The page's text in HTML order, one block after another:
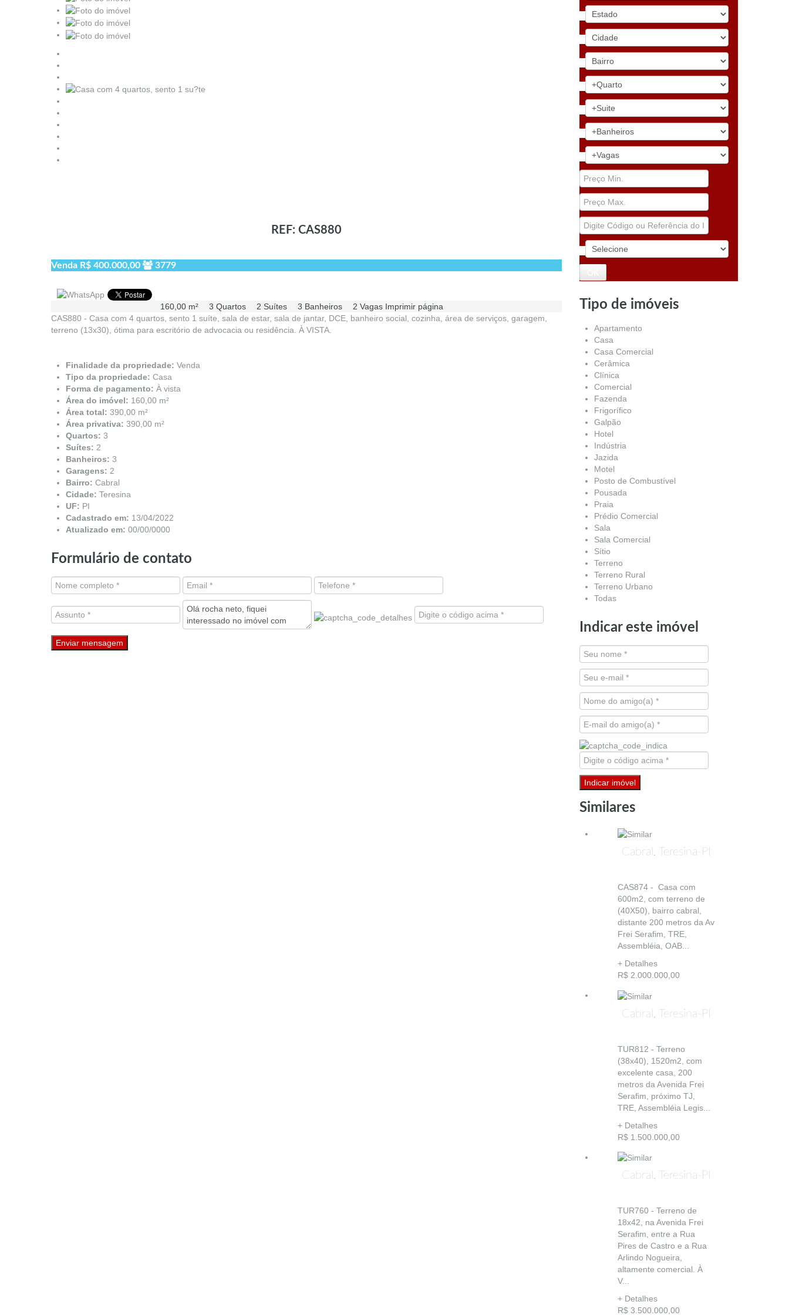
REF: CAS880
Venda R$ 400.000,00 3779
160,00 m² 3 Quartos 2 Suítes 3 Banheiros 2 Vagas Imprimir página
CAS880 - Casa com 4 quartos, sento 1 suíte, sala de estar, sala de jantar, DCE, banheiro social, cozinha, área de serviços, garagem,
terreno (13x30), ótima para escritório de advocacia ou residência. À VISTA.
Finalidade da propriedade: Venda
Tipo da propriedade: Casa
Forma de pagamento: À vista
Área do imóvel: 160,00 m²
Área total: 390,00 m²
Área privativa: 390,00 m²
Quartos: 3
Suítes: 2
Banheiros: 3
Garagens: 2
Bairro: Cabral
Cidade: Teresina
UF: PI
Cadastrado em: 13/04/2022
Atualizado em: 00/00/0000
Formulário de contato
Enviar mensagem
Tipo de imóveis
Apartamento
Casa
Casa Comercial
Cerâmica
Clínica
Comercial
Fazenda
Frigorífico
Galpão
Hotel
Indústria
Jazida
Motel
Posto de Combustível
Pousada
Praia
Prédio Comercial
Sala
Sala Comercial
Sítio
Terreno
Terreno Rural
Terreno Urbano
Todas
Indicar este imóvel
Similares
Cabral, Teresina-PI
CAS874 - Casa com
600m2, com terreno de
(40X50), bairro cabral,
distante 200 metros da Av
Frei Serafim, TRE,
Assembléia, OAB...
+ Detalhes
R$ 2.000.000,00
Cabral, Teresina-PI
TUR812 - Terreno
(38x40), 1520m2, com
excelente casa, 200
metros da Avenida Frei
Serafim, próximo TJ,
TRE, Assembléia Legis...
+ Detalhes
R$ 1.500.000,00
Cabral, Teresina-PI
TUR760 - Terreno de
18x42, na Avenida Frei
Serafim, entre a Rua
Pires de Castro e a Rua
Arlindo Nogueira,
altamente comercial. À
V...
+ Detalhes
R$ 3.500.000,00